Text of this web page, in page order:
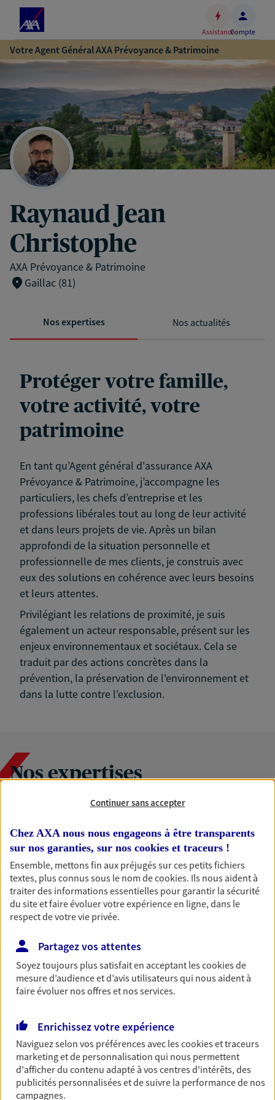
Accéder
au
contenu
Accéder
au
pied
de
page
AssistanceCompte
Votre Agent Général AXA Prévoyance & Patrimoine
Raynaud Jean
Christophe
AXA Prévoyance & Patrimoine
Gaillac (81)
Nos expertises Nos actualités
Protéger votre famille,
votre activité, votre
patrimoine
En tant qu’Agent général d'assurance AXA
Prévoyance & Patrimoine, j’accompagne les
particuliers, les chefs d’entreprise et les
professions libérales tout au long de leur activité
et dans leurs projets de vie. Après un bilan
approfondi de la situation personnelle et
professionnelle de mes clients, je construis avec
eux des solutions en cohérence avec leurs besoins
et leurs attentes.
Privilégiant les relations de proximité, je suis
également un acteur responsable, présent sur les
enjeux environnementaux et sociétaux. Cela se
traduit par des actions concrètes dans la
prévention, la préservation de l'environnement et
dans la lutte contre l'exclusion.
Nos expertises
Accompagner les
professionnels et les
entreprises
Comme vous, nous sommes des indépendants. Nous
bâtissons ensemble des solutions cohérentes pour
protéger votre activité, vos collaborateurs... mais aussi
Accompagner vos projets de
vie
Autant de moments de vie qui nécessitent des solutions
d'assurance et d'épargne. Recevez un conseil d'expert
cohérent avec vos besoins
Vous aider à constituer une
Continuer sans accepter
Chez AXA nous nous engageons à être transparents
sur nos garanties, sur nos cookies et traceurs !
Ensemble, mettons fin aux préjugés sur ces petits fichiers
textes, plus connus sous le nom decookies. Ils nous aident à
traiter des informations essentielles pour garantir la sécurité
du site et faire évoluer votre expérience en ligne, dans le
respect de votre vie privée.
Partagez vos attentes
Soyez toujours plus satisfait en acceptant lescookiesde
mesure d’audience et d’avis utilisateurs qui nous aident à
faire évoluer nos offres et nos services.
Enrichissez votre expérience
Naviguez selon vos préférences avec lescookies et traceurs
marketing et de personnalisation qui nous permettent
d'afficher du contenu adapté à vos centres d'intérêts, des
publicités personnalisées et de suivre la performance de nos
campagnes.